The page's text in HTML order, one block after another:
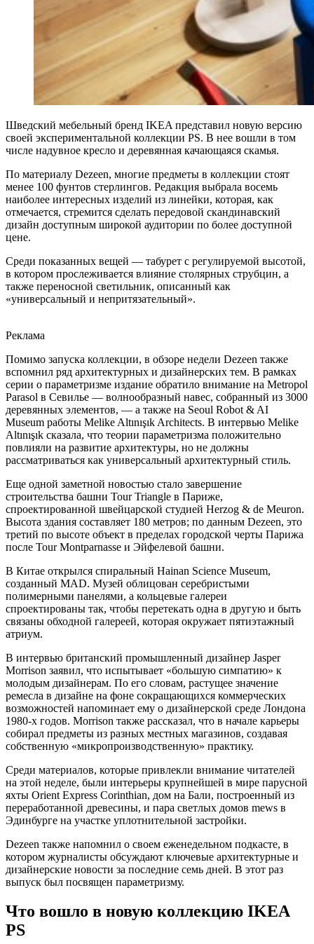
Шведский мебельный бренд IKEA представил новую версию
своей экспериментальной коллекции PS. В нее вошли в том
числе надувное кресло и деревянная качающаяся скамья.
По материалу Dezeen, многие предметы в коллекции стоят
менее 100 фунтов стерлингов. Редакция выбрала восемь
наиболее интересных изделий из линейки, которая, как
отмечается, стремится сделать передовой скандинавский
дизайн доступным широкой аудитории по более доступной
цене.
Среди показанных вещей — табурет с регулируемой высотой,
в котором прослеживается влияние столярных струбцин, а
также переносной светильник, описанный как
«универсальный и непритязательный».
Реклама
Помимо запуска коллекции, в обзоре недели Dezeen также
вспомнил ряд архитектурных и дизайнерских тем. В рамках
серии о параметризме издание обратило внимание на Metropol
Parasol в Севилье — волнообразный навес, собранный из 3000
деревянных элементов, — а также на Seoul Robot & AI
Museum работы Melike Altınışık Architects. В интервью Melike
Altınışık сказала, что теории параметризма положительно
повлияли на развитие архитектуры, но не должны
рассматриваться как универсальный архитектурный стиль.
Еще одной заметной новостью стало завершение
строительства башни Tour Triangle в Париже,
спроектированной швейцарской студией Herzog & de Meuron.
Высота здания составляет 180 метров; по данным Dezeen, это
третий по высоте объект в пределах городской черты Парижа
после Tour Montparnasse и Эйфелевой башни.
В Китае открылся спиральный Hainan Science Museum,
созданный MAD. Музей облицован серебристыми
полимерными панелями, а кольцевые галереи
спроектированы так, чтобы перетекать одна в другую и быть
связаны обходной галереей, которая окружает пятиэтажный
атриум.
В интервью британский промышленный дизайнер Jasper
Morrison заявил, что испытывает «большую симпатию» к
молодым дизайнерам. По его словам, растущее значение
ремесла в дизайне на фоне сокращающихся коммерческих
возможностей напоминает ему о дизайнерской среде Лондона
1980-х годов. Morrison также рассказал, что в начале карьеры
собирал предметы из разных местных магазинов, создавая
собственную «микропроизводственную» практику.
Среди материалов, которые привлекли внимание читателей
на этой неделе, были интерьеры крупнейшей в мире парусной
яхты Orient Express Corinthian, дом на Бали, построенный из
переработанной древесины, и пара светлых домов mews в
Эдинбурге на участке уплотнительной застройки.
Dezeen также напомнил о своем еженедельном подкасте, в
котором журналисты обсуждают ключевые архитектурные и
дизайнерские новости за последние семь дней. В этот раз
выпуск был посвящен параметризму.
Что вошло в новую коллекцию IKEA
PS